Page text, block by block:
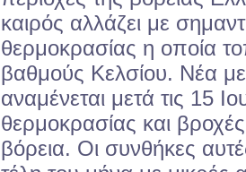
καιρός αλλάζει με
θερμοκρασίας η οποία
βαθμούς Κελσίου. Νέα
αναμένεται μετά τις 15
θερμοκρασίας και
βόρεια. Οι συνθήκες